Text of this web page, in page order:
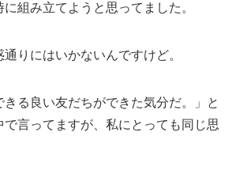
組み立てようと思ってました。
りにはいかないんですけど。
きる良い友だちができた気分だ。」と
言ってますが、私にとっても同じ思